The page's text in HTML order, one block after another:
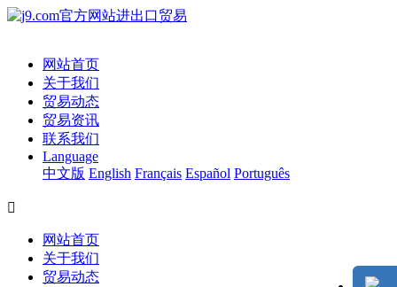
网站首页
关于我们
贸易动态
贸易资讯
联系我们
Language
中文版 English Français Español Português

网站首页
关于我们
贸易动态